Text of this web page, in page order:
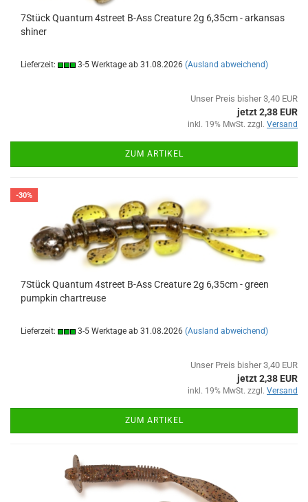
7Stück Quantum 4street B-Ass Creature 2g 6,35cm - arkansas
shiner
Lieferzeit: 3-5 Werktage ab 31.08.2026 (Ausland abweichend)
Unser Preis bisher 3,40 EUR
jetzt 2,38 EUR
inkl. 19% MwSt. zzgl. Versand
ZUM ARTIKEL
-30%
7Stück Quantum 4street B-Ass Creature 2g 6,35cm - green
pumpkin chartreuse
Lieferzeit: 3-5 Werktage ab 31.08.2026 (Ausland abweichend)
Unser Preis bisher 3,40 EUR
jetzt 2,38 EUR
inkl. 19% MwSt. zzgl. Versand
ZUM ARTIKEL